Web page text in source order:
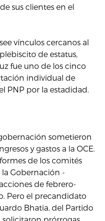
sus clientes en el
vínculos cercanos al
de estatus,
fue uno de los cinco
individual de
PNP por la estadidad.
sometieron
y gastos a la OCE.
de los comités
Gobernación -
de febrero-
Pero el precandidato
Bhatia, del Partido